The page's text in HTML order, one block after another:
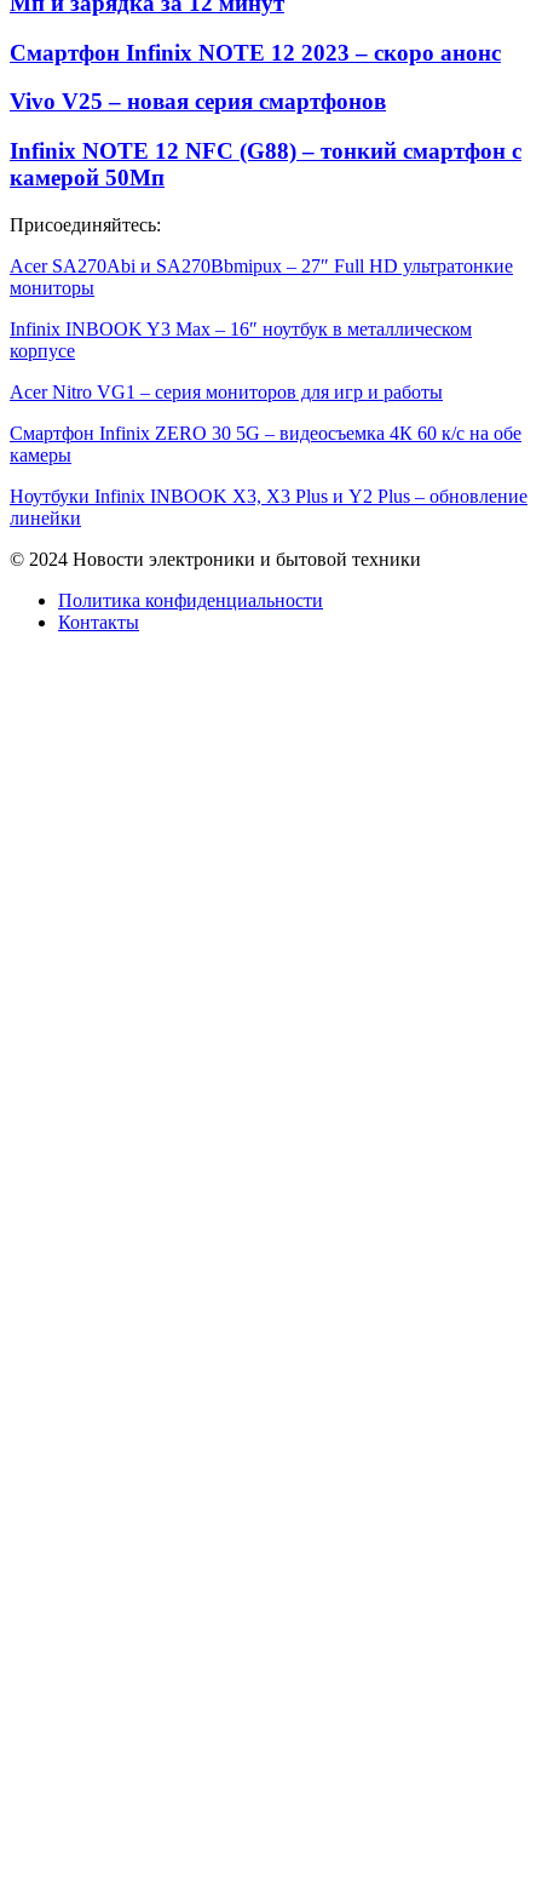
Смартфон Infinix NOTE 12 2023 – скоро анонс
Vivo V25 – новая серия смартфонов
Infinix NOTE 12 NFC (G88) – тонкий смартфон с
камерой 50Мп
Присоединяйтесь:
Acer SA270Abi и SA270Bbmipux – 27″ Full HD ультратонкие
мониторы
Infinix INBOOK Y3 Max – 16″ ноутбук в металлическом
корпусе
Acer Nitro VG1 – серия мониторов для игр и работы
Смартфон Infinix ZERO 30 5G – видеосъемка 4К 60 к/с на обе
камеры
Ноутбуки Infinix INBOOK X3, X3 Plus и Y2 Plus – обновление
линейки
© 2024 Новости электроники и бытовой техники
Политика конфиденциальности
Контакты